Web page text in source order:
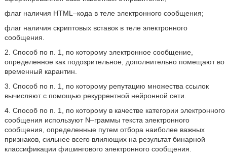
флаг наличия HTML–кода в теле электронного сообщения;
флаг наличия скриптовых вставок в теле электронного
сообщения.
2. Способ по п. 1, по которому электронное сообщение,
определенное как подозрительное, дополнительно помещают во
временный карантин.
3. Способ по п. 1, по которому репутацию множества ссылок
вычисляют с помощью рекуррентной нейронной сети.
4. Способ по п. 1, по которому в качестве категории электронного
сообщения используют N–граммы текста электронного
сообщения, определенные путем отбора наиболее важных
признаков, сильнее всего влияющих на результат бинарной
классификации фишингового электронного сообщения.